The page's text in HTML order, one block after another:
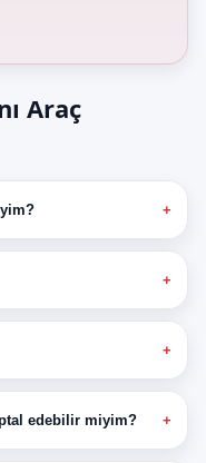
Araç
edebilir miyim?